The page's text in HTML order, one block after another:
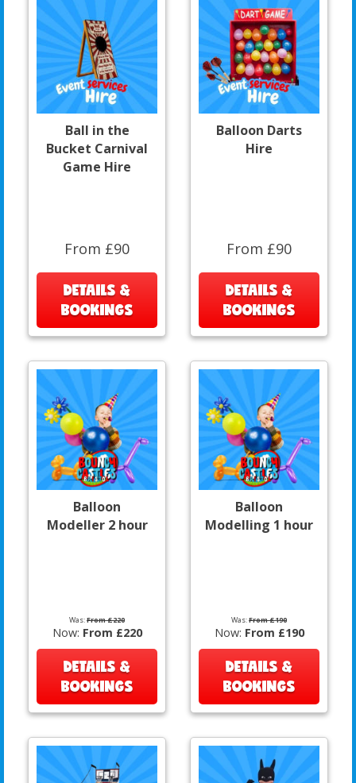
Ball in the
Bucket Carnival
Game Hire
From £90
DETAILS &
BOOKINGS
Balloon Darts
Hire
From £90
DETAILS &
BOOKINGS
Balloon
Modeller 2 hour
Was:From £220
Now: From £220
DETAILS &
BOOKINGS
Balloon
Modelling 1 hour
Was:From £190
Now: From £190
DETAILS &
BOOKINGS